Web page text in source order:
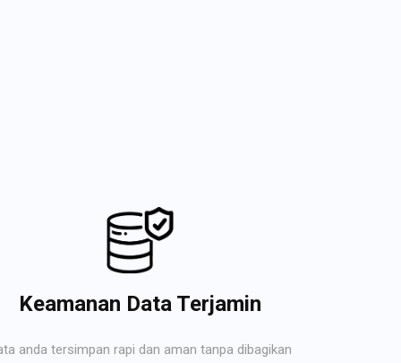
Keamanan Data Terjamin
anda tersimpan rapi dan aman tanpa dibagikan